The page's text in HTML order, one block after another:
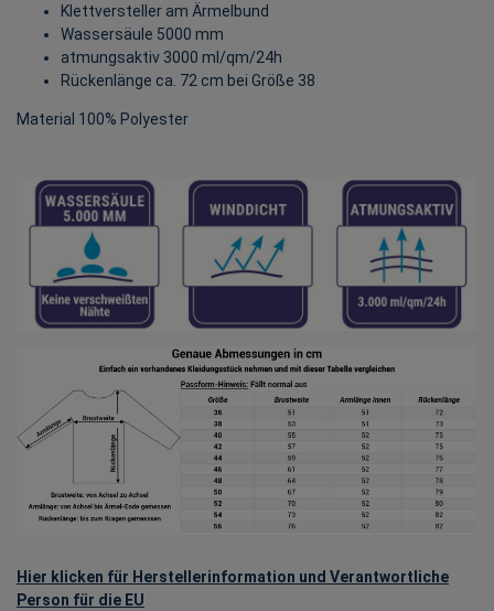
Klettversteller am Ärmelbund
Wassersäule 5000 mm
atmungsaktiv 3000 ml/qm/24h
Rückenlänge ca. 72 cm bei Größe 38
Material 100% Polyester
Hier klicken für Herstellerinformation und Verantwortliche
Person für die EU